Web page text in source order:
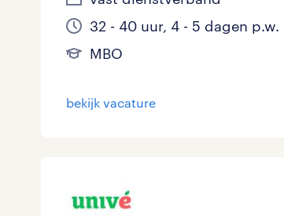
Callcenter / Contactcenter
ICT 0
HBO 7
VMBO/MAVO
25 - 32 uur 8
toon 39 resultaten
Vast 8
toon 39 resultaten
32 - 40 uur, 4 - 5 dagen p.w.
MBO
bekijk vacature